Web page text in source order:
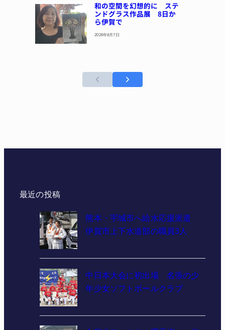
和の空間を幻想的に ステ
ンドグラス作品展 8日か
ら伊賀で
2026年8月7日
最近の投稿
熊本・宇城市へ給水応援派遣
伊賀市上下水道部の職員3人
中日本大会に初出場 名張の少
年少女ソフトボールクラブ